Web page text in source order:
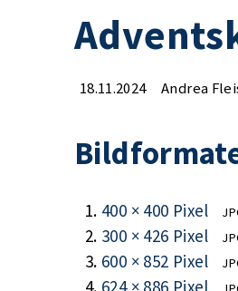
18.11.2024 Andrea
400 × 400 Pixel
300 × 426 Pixel
600 × 852 Pixel
624 × 886 Pixel